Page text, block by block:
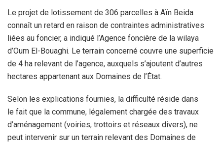
Le projet de lotissement de 306 parcelles à Aïn Beida
connaît un retard en raison de contraintes administratives
liées au foncier, a indiqué l’Agence foncière de la wilaya
d’Oum El-Bouaghi. Le terrain concerné couvre une superficie
de 4 ha relevant de l’agence, auxquels s’ajoutent d’autres
hectares appartenant aux Domaines de l’État.
Selon les explications fournies, la difficulté réside dans
le fait que la commune, légalement chargée des travaux
d’aménagement (voiries, trottoirs et réseaux divers), ne
peut intervenir sur un terrain relevant des Domaines de